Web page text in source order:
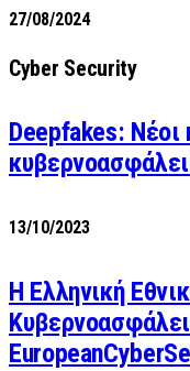
27/08/2024
Cyber Security
Deepfakes: Νέοι
13/10/2023
Η Ελληνική